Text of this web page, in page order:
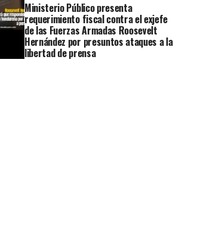
Ministerio Público presenta
requerimiento fiscal contra el exjefe
de las Fuerzas Armadas Roosevelt
Hernández por presuntos ataques a la
libertad de prensa